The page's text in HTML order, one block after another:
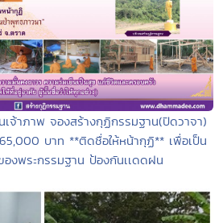
าภาพ จองสร้างกุฏิกรรมฐาน(ปิดวาจา)
บาท **ติดชื่อให้หน้ากุฏิ** เพื่อเป็น
งพระกรรมฐาน ป้องกันเเดดฝน